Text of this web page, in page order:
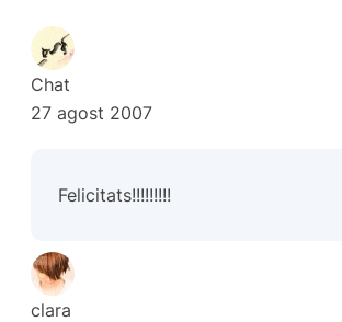
Chat
27 agost 2007
Felicitats!!!!!!!!!
clara